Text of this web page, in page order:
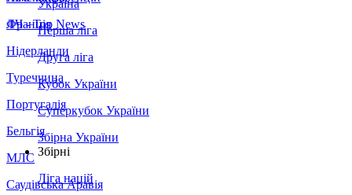
Франція
Нідерланди
Туреччина
Португалія
Бельгія
МЛС
Саудівська Аравія
ЛЧ - Top News
Україна
Перша ліга
Друга ліга
Кубок України
Суперкубок України
Збірна України
Збірні
Ліга націй